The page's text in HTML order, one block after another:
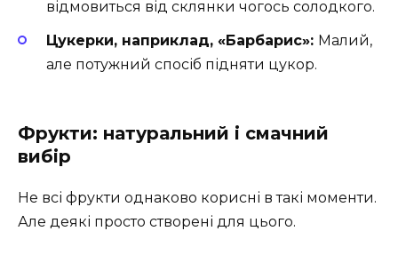
відмовиться від склянки чогось солодкого.
Цукерки, наприклад, «Барбарис»: Малий,
але потужний спосіб підняти цукор.
Фрукти: натуральний і смачний
вибір
Не всі фрукти однаково корисні в такі моменти.
Але деякі просто створені для цього.